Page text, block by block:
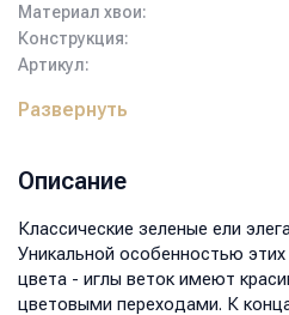
Материал хвои:
Конструкция:
Артикул:
Диаметр нижнего ряда, см:
Вес, кг:
Размер коробки, мм:
Развернуть
Описание
Классические зеленые ели
Уникальной особенностью
цвета - иглы веток имеют
цветовыми переходами. К